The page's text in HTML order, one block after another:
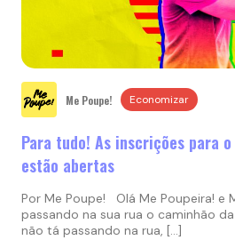
Me Poupe! Economizar
Para tudo! As inscrições para
estão abertas
Por Me Poupe! Olá Me Poupeira! e
passando na sua rua o caminhão da
não tá passando na rua, […]